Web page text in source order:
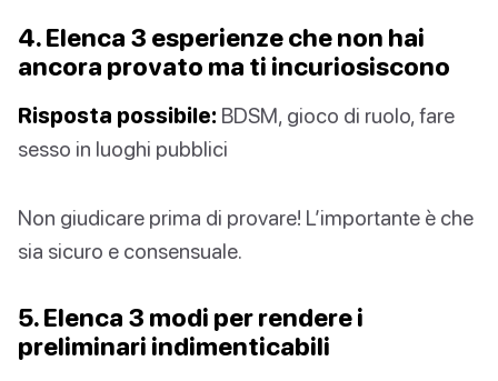
4. Elenca 3 esperienze che non hai
ancora provato ma ti incuriosiscono
Risposta possibile: BDSM, gioco di ruolo, fare
sesso in luoghi pubblici
Non giudicare prima di provare! L’importante è che
sia sicuro e consensuale.
5. Elenca 3 modi per rendere i
preliminari indimenticabili